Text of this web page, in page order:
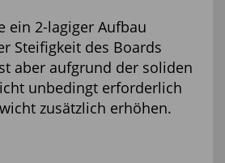
ein 2-lagiger Aufbau
Steifigkeit des Boards
aber aufgrund der soliden
unbedingt erforderlich
zusätzlich erhöhen.